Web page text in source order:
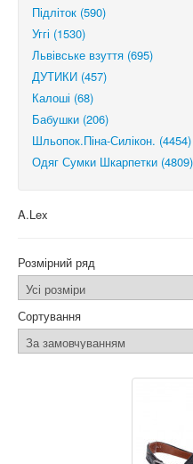
Підліток (590)
Уггі (1530)
Львівське взуття (695)
ДУТИКИ (457)
Калоші (68)
Бабушки (206)
Шльопок.Піна-Силікон. (4454)
Одяг Сумки Шкарпетки (4809)
A.Lex
Розмірний ряд
Сортування